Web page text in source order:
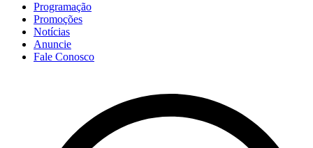
Programação
Promoções
Notícias
Anuncie
Fale Conosco